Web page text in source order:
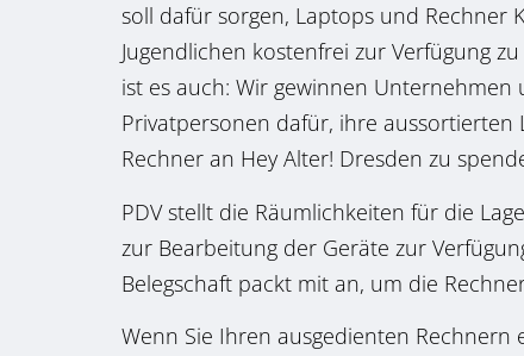
soll dafür sorgen, Laptops und Rechner
Jugendlichen kostenfrei zur Verfügung
ist es auch: Wir gewinnen Unternehmen
Privatpersonen dafür, ihre aussortierten
Rechner an Hey Alter! Dresden zu
PDV stellt die Räumlichkeiten für die
zur Bearbeitung der Geräte zur
Belegschaft packt mit an, um die
Wenn Sie Ihren ausgedienten Rechnern